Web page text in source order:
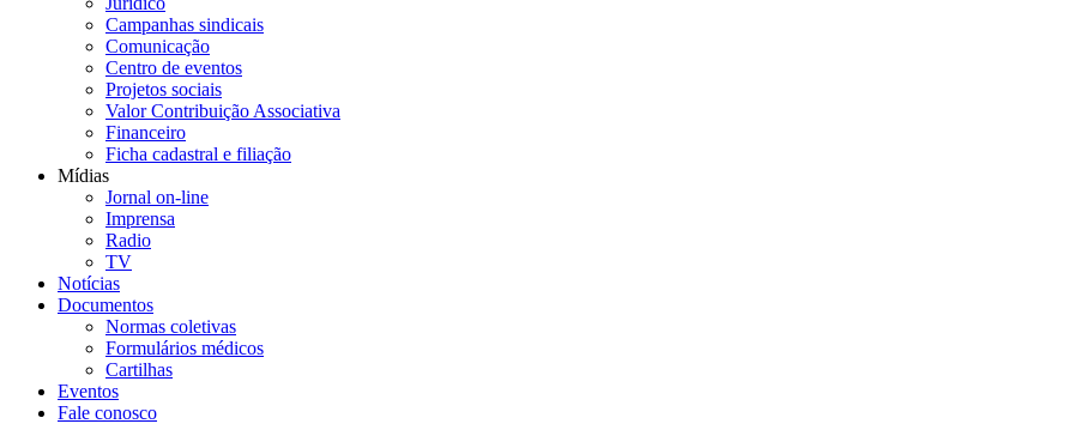
Campanhas sindicais
Comunicação
Centro de eventos
Projetos sociais
Valor Contribuição Associativa
Financeiro
Ficha cadastral e filiação
Mídias
Jornal on-line
Imprensa
Radio
TV
Notícias
Documentos
Normas coletivas
Formulários médicos
Cartilhas
Eventos
Fale conosco